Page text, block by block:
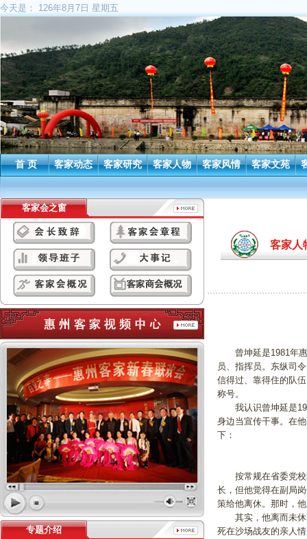
今天是： 126年8月7日 星期五
首 页 客家动态 客家研究 客家人物 客家风情 客家文苑
客家会之窗
专题介绍
客家人
曾坤延是1981年惠
员、指挥员。东纵司
信得过、靠得住的队
称号。
我认识曾坤延是
身边当宣传干事。在
下：
按常规在省委党校
长，但他觉得在副局
策给他离休。那时，
其实，他离而未休
死在沙场战友的亲人